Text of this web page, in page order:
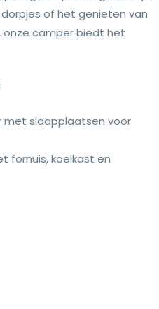
of het genieten van
onze camper biedt het
met slaapplaatsen voor
fornuis, koelkast en